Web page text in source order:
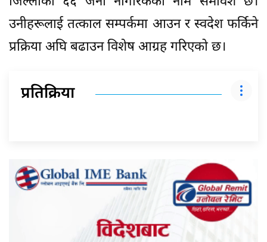
उनीहरूलाई तत्काल सम्पर्कमा आउन र स्वदेश फर्किने
प्रक्रिया अघि बढाउन विशेष आग्रह गरिएको छ।
प्रतिक्रिया